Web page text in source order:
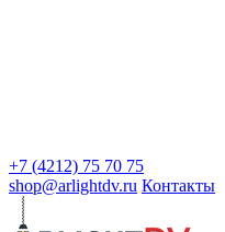
+7 (4212) 75 70 75
shop@arlightdv.ru Контакты